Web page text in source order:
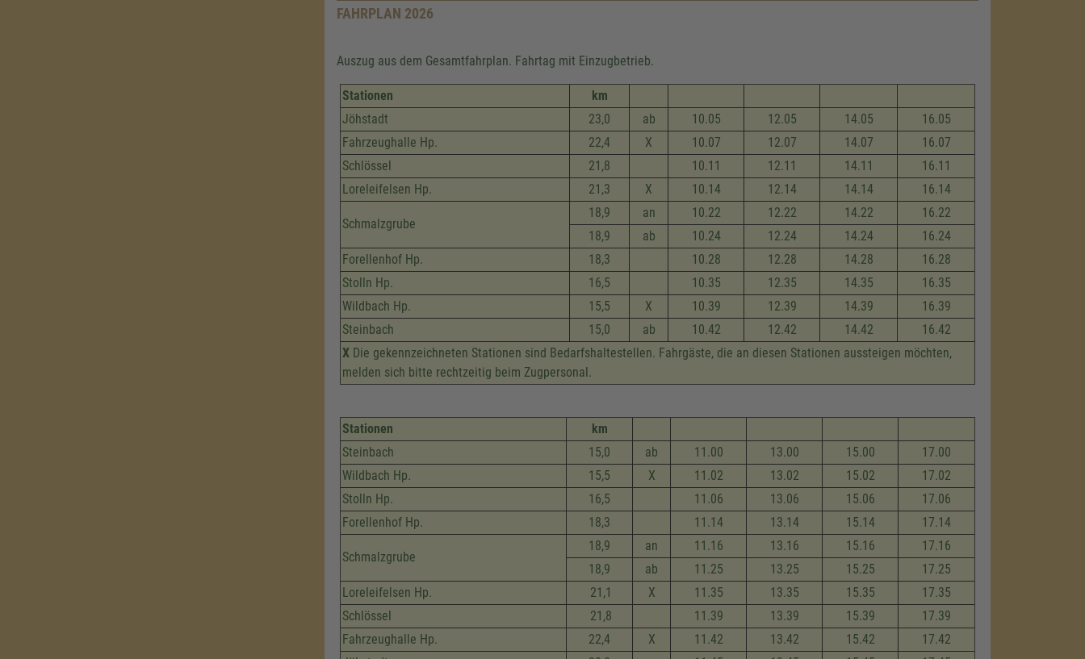
FAHRPLAN 2026
Auszug aus dem Gesamtfahrplan. Fahrtag mit Einzugbetrieb.
Stationen
km
Jöhstadt
23,0 ab 10.05 12.05 14.05
16.05
Fahrzeug­halle Hp.
22,4 X 10.07 12.07 14.07
16.07
Schlössel
21,8 10.11 12.11 14.11
16.11
Loreleifelsen Hp.
21,3 X 10.14 12.14 14.14 16.14
Schmalzgrube
18,9 an 10.22 12.22 14.22
16.22
18,9
ab 10.24 12.24 14.24
16.24
Forellenhof Hp.
18,3 10.28 12.28 14.28
16.28
Stolln Hp.
16,5 10.35 12.35 14.35
16.35
Wildbach Hp.
15,5 X 10.39 12.39 14.39
16.39
Steinbach
15,0 ab 10.42 12.42 14.42
16.42
X Die gekennzeichneten Stationen sind Bedarfshaltestellen. Fahrgäste, die an diesen Stationen aussteigen möchten,
melden sich bitte rechtzeitig beim Zugpersonal.
Stationen
km
Steinbach
15,0 ab 11.00 13.00 15.00
17.00
Wildbach Hp.
15,5 X 11.02 13.02 15.02
17.02
Stolln Hp.
16,5 11.06 13.06 15.06
17.06
Forellenhof Hp.
18,3 11.14 13.14 15.14 17.14
Schmalzgrube
18,9 an 11.16 13.16 15.16
17.16
18,9
ab 11.25 13.25 15.25
17.25
Loreleifelsen Hp.
21,1 X 11.35 13.35 15.35
17.35
Schlössel
21,8 11.39 13.39 15.39
17.39
Fahrzeug­halle Hp.
22,4 X 11.42 13.42 15.42
17.42